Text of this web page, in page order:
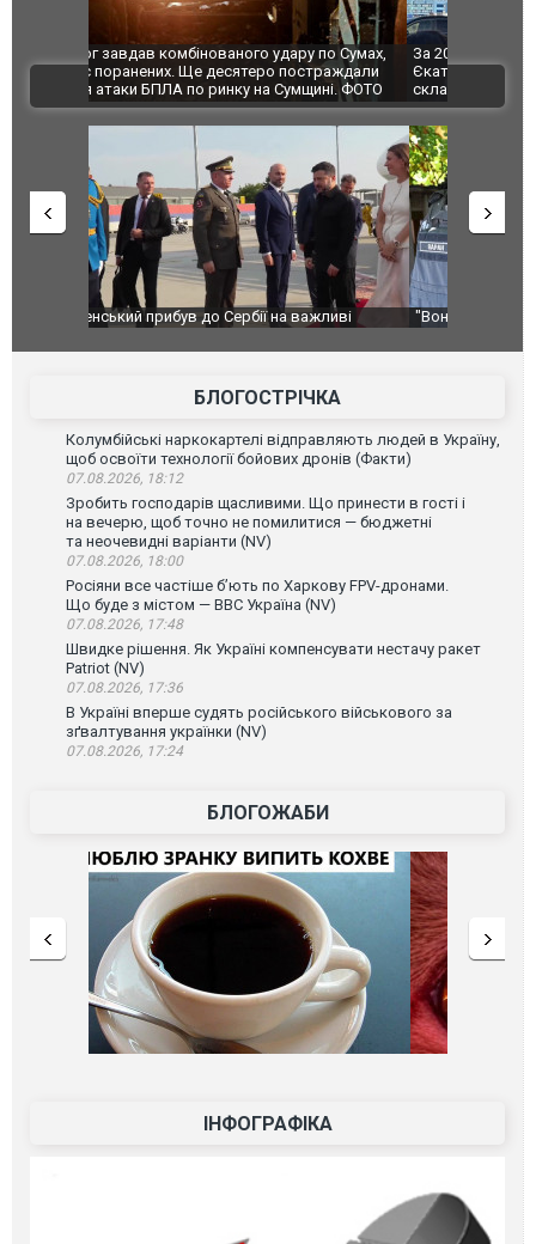
За 2000 кілометрів від кордону з Україною: в
Єкатеринбурзі після атаки дронів загорівся
склад Wildberries. ФОТО. ВІДЕО
"Мої
ВІДЕО
"Вони воюють, самі хочуть воювати, бо дурні": у
зневажливих слів про українських захисників.
В
порт: над
ВІДЕО
БЛОГОСТРІЧКА
Колумбійські наркокартелі відправляють людей в Україну,
щоб освоїти технології бойових дронів (Факти)
07.08.2026, 18:12
Зробить господарів щасливими. Що принести в гості і
на вечерю, щоб точно не помилитися — бюджетні
та неочевидні варіанти (NV)
07.08.2026, 18:00
Росіяни все частіше бʼють по Харкову FPV-дронами.
Що буде з містом — ВВС Україна (NV)
07.08.2026, 17:48
Швидке рішення. Як Україні компенсувати нестачу ракет
Patriot (NV)
07.08.2026, 17:36
В Україні вперше судять російського військового за
зґвалтування українки (NV)
07.08.2026, 17:24
БЛОГОЖАБИ
ІНФОГРАФІКА